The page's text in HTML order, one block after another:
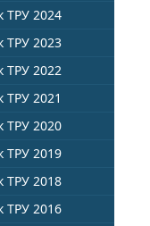
ТРУ 2024
ТРУ 2023
ТРУ 2022
ТРУ 2021
ТРУ 2020
ТРУ 2019
ТРУ 2018
ТРУ 2016